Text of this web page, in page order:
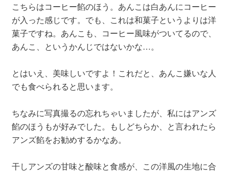
こちらはコーヒー餡のほう。あんこは白あんにコーヒー
が入った感じです。でも、これは和菓子というよりは洋
菓子ですね。あんこも、コーヒー風味がついてるので、
あんこ、というかんじではないかな…。
とはいえ、美味しいですよ！これだと、あんこ嫌いな人
でも食べられると思います。
ちなみに写真撮るの忘れちゃいましたが、私にはアンズ
餡のほうもが好みでした。もしどちらか、と言われたら
アンズ餡をお勧めするかなあ。
干しアンズの甘味と酸味と食感が、この洋風の生地に合